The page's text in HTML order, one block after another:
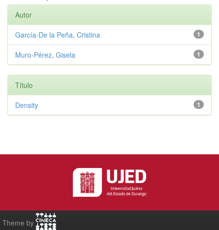
Autor
1
García-De la Peña, Cristina
1
Muro-Pérez, Gisela
Título
1
Density
Theme by